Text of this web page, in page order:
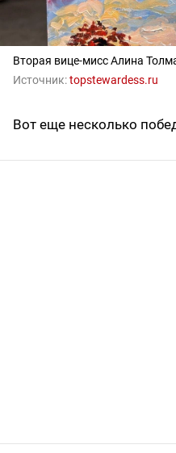
Вторая вице-мисс Алина
Источник:topstewardess.ru
Вот еще несколько